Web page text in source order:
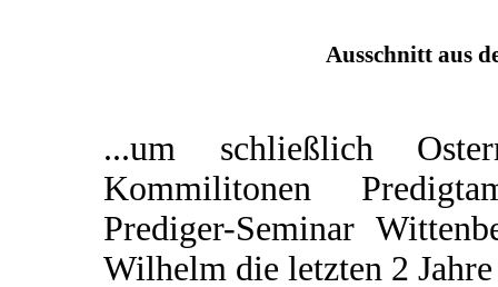
Ausschnitt aus
...um schließlich
Kommilitonen
Prediger-Seminar
Wilhelm die letzten 2